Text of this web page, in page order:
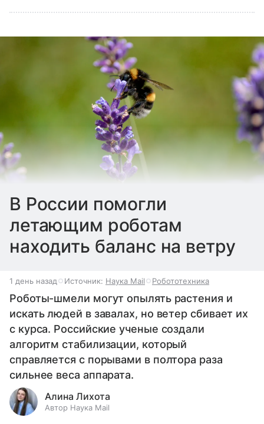
В России помогли
летающим роботам
находить баланс на ветру
1 день назад Источник: Наука Mail Робототехника
Роботы-шмели могут опылять растения и
искать людей в завалах, но ветер сбивает их
с курса. Российские ученые создали
алгоритм стабилизации, который
справляется с порывами в полтора раза
сильнее веса аппарата.
Алина Лихота
Автор Наука Mail